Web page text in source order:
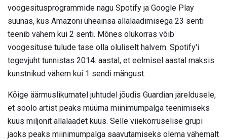
voogesitusprogrammide nagu Spotify ja Google Play
suunas, kus Amazoni üheainsa allalaadimisega 23 senti
teenib vähem kui 2 senti. Mõnes olukorras võib
voogesituse tulude tase olla oluliselt halvem. Spotify'i
tegevjuht tunnistas 2014. aastal, et eelmisel aastal maksis
kunstnikud vähem kui 1 sendi mängust.
Kõige äärmuslikumatel juhtudel jõudis Guardian järeldusele,
et soolo artist peaks müüma miinimumpalga teenimiseks
kuus miljonit allalaadet kuus. Selle viiekorruselise grupi
jaoks peaks miinimumpalga saavutamiseks olema vähemalt